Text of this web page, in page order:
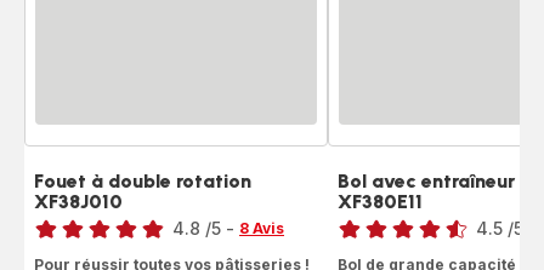
Fouet à double rotation
XF38J010
Note
4.8 /5 - 8 Avis
Pour réussir toutes vos pâtisseries !
Bol avec entraîneur
XF380E11
Note
4.5 /5
Bol de grande capacité